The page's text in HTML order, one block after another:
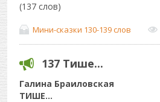
(137 слов)
Мини-сказки 130-139 слов
137 Тише...
Галина Браиловская
ТИШЕ...